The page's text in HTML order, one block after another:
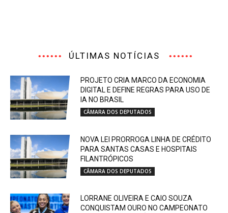
ÚLTIMAS NOTÍCIAS
PROJETO CRIA MARCO DA ECONOMIA
DIGITAL E DEFINE REGRAS PARA USO DE
IA NO BRASIL
CÂMARA DOS DEPUTADOS
NOVA LEI PRORROGA LINHA DE CRÉDITO
PARA SANTAS CASAS E HOSPITAIS
FILANTRÓPICOS
CÂMARA DOS DEPUTADOS
LORRANE OLIVEIRA E CAIO SOUZA
CONQUISTAM OURO NO CAMPEONATO